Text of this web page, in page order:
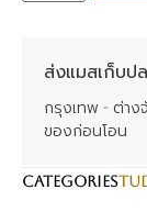
ส่งแมสเก็บป
กรุงเทพ - ต่าง
ของก่อนโอน
CATEGORIES